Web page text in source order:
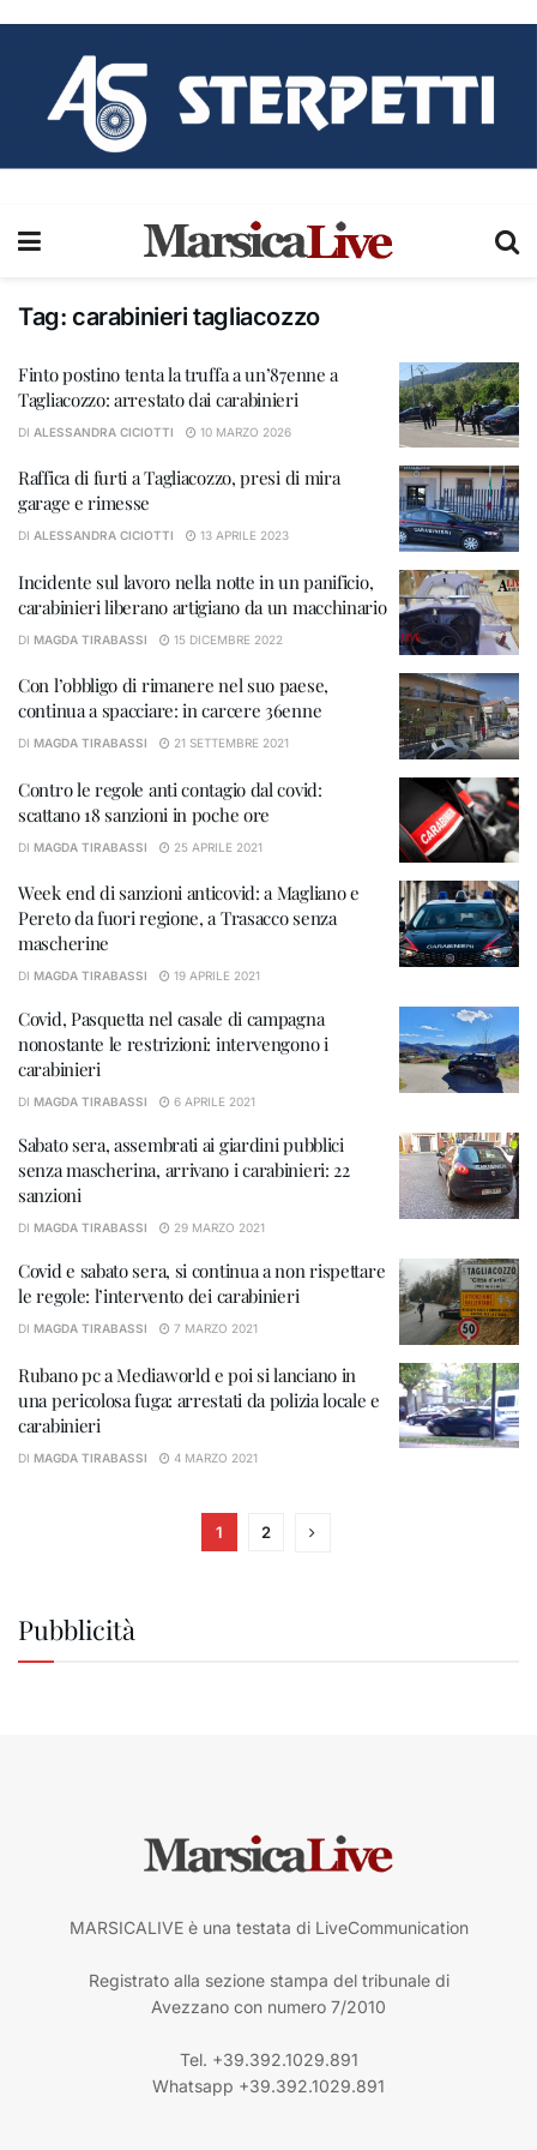
Tag: carabinieri tagliacozzo
Finto postino tenta la truffa a un’87enne a
Tagliacozzo: arrestato dai carabinieri
DI ALESSANDRA CICIOTTI 10 MARZO 2026
Raffica di furti a Tagliacozzo, presi di mira
garage e rimesse
DI ALESSANDRA CICIOTTI 13 APRILE 2023
Incidente sul lavoro nella notte in un panificio,
carabinieri liberano artigiano da un macchinario
DI MAGDA TIRABASSI 15 DICEMBRE 2022
Con l’obbligo di rimanere nel suo paese,
continua a spacciare: in carcere 36enne
DI MAGDA TIRABASSI 21 SETTEMBRE 2021
Contro le regole anti contagio dal covid:
scattano 18 sanzioni in poche ore
DI MAGDA TIRABASSI 25 APRILE 2021
Week end di sanzioni anticovid: a Magliano e
Pereto da fuori regione, a Trasacco senza
mascherine
DI MAGDA TIRABASSI 19 APRILE 2021
Covid, Pasquetta nel casale di campagna
nonostante le restrizioni: intervengono i
carabinieri
DI MAGDA TIRABASSI 6 APRILE 2021
Sabato sera, assembrati ai giardini pubblici
senza mascherina, arrivano i carabinieri: 22
sanzioni
DI MAGDA TIRABASSI 29 MARZO 2021
Covid e sabato sera, si continua a non rispettare
le regole: l’intervento dei carabinieri
DI MAGDA TIRABASSI 7 MARZO 2021
Rubano pc a Mediaworld e poi si lanciano in
una pericolosa fuga: arrestati da polizia locale e
carabinieri
DI MAGDA TIRABASSI 4 MARZO 2021
1 2
Pubblicità
MARSICALIVE è una testata di LiveCommunication
Registrato alla sezione stampa del tribunale di
Avezzano con numero 7/2010
Tel. +39.392.1029.891
Whatsapp +39.392.1029.891